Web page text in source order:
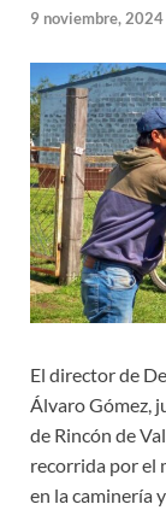
9 noviembre, 2024
El director de
Álvaro Gómez,
de Rincón de
recorrida por el
en la caminería